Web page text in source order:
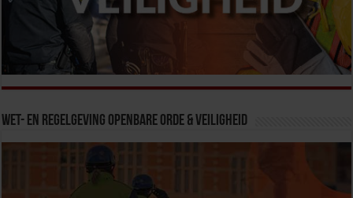
Wet- en Regelgeving Openbare Orde & Veiligheid